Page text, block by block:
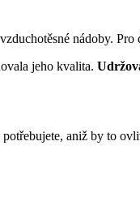
nádoby.
jeho kvalita.
potřebujete, aniž by to